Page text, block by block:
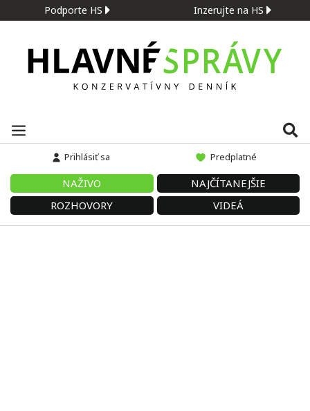
Podporte HS Inzerujte na HS
Prihlásiť sa Predplatné
NAŽIVO
NAJČÍTANEJŠIE
ROZHOVORY
VIDEÁ